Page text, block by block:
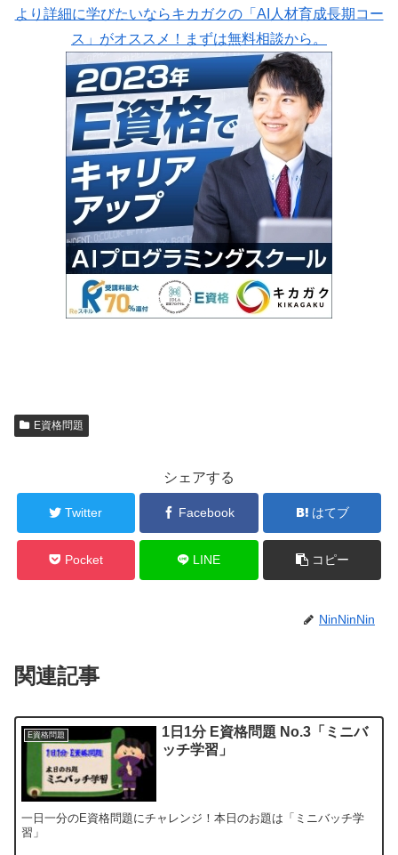
より詳細に学びたいならキカガクの「AI人材育成長期コー
ス」がオススメ！まずは無料相談から。
E資格問題
シェアする
Twitter Facebook はてブ
Pocket LINE コピー
NinNinNin
関連記事
E資格問題
1日1分 E資格問題 No.3「ミニバ
ッチ学習」
一日一分のE資格問題にチャレンジ！本日のお題は「ミニバッチ学
習」